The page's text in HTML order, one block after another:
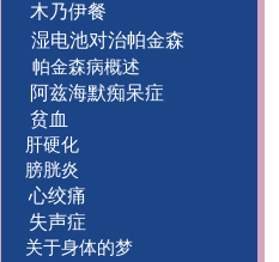
木乃伊餐
湿电池对治帕金森
帕金森病概述
阿兹海默痴呆症
贫血
肝硬化
膀胱炎
心绞痛
失声症
关于身体的梦